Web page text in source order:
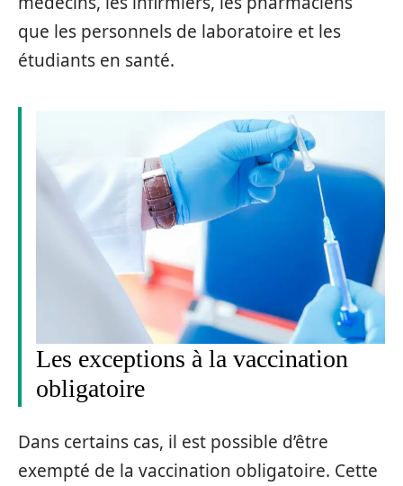
que les personnels de laboratoire et les
étudiants en santé.
Les exceptions à la vaccination
obligatoire
Dans certains cas, il est possible d’être
exempté de la vaccination obligatoire. Cette